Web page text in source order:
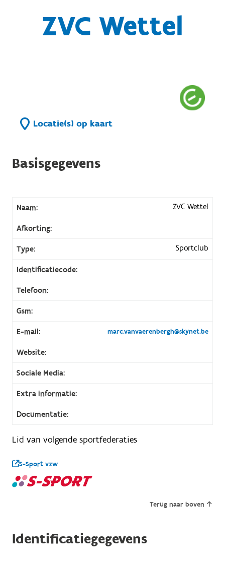
ZVC Wettel
Locatie(s) op kaart
Basisgegevens
Naam: ZVC Wettel
Afkorting:
Type: Sportclub
Identificatiecode:
Telefoon:
Gsm:
E-mail: marc.vanvaerenbergh@skynet.be
Website:
Sociale Media:
Extra informatie:
Documentatie:
Lid van volgende sportfederaties
S-Sport vzw
Terug naar boven
Identificatiegegevens